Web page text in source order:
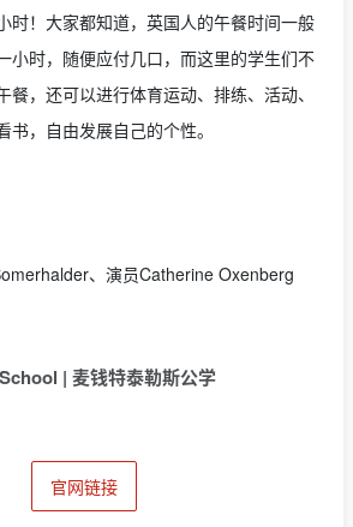
时！大家都知道，英国人的午餐时间一般
小时，随便应付几口，而这里的学生们不
餐，还可以进行体育运动、排练、活动、
，自由发展自己的个性。
、演员Catherine Oxenberg
| 麦钱特泰勒斯公学
官网链接